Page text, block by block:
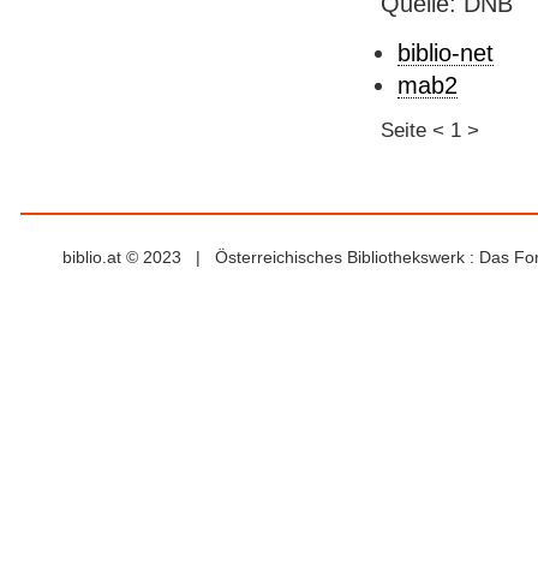
biblio-net
mab2
Seite < 1 >
biblio.at © 2023 | Österreichisches Bibliothekswerk : Das